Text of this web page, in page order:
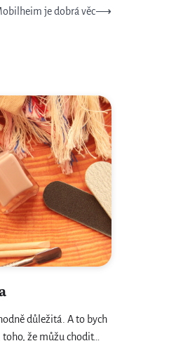
je dobrá věc⟶
důležitá. A to bych
že můžu chodit…